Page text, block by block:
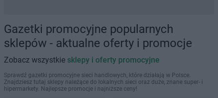
Gazetki promocyjne popularnych
sklepów - aktualne oferty i promocje
Zobacz wszystkie sklepy i oferty promocyjne
Sprawdź gazetki promocyjne sieci handlowych, które działają w Polsce.
Znajdziesz tutaj sklepy należące do lokalnych sieci oraz duże, znane super- i
hipermarkety. Najlepsze promocje i najniższe ceny!